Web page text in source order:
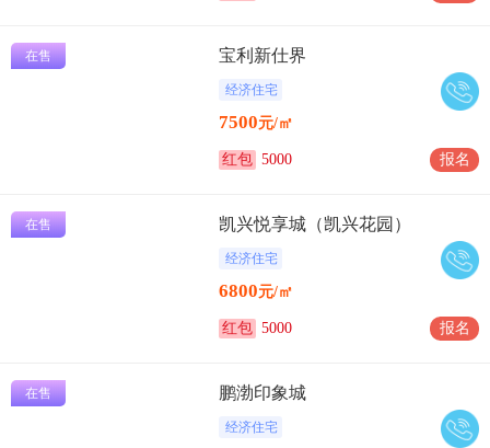
在售 宝利新仕界
经济住宅
7500元/㎡
红包 5000 报名
在售 凯兴悦享城（凯兴花园）
经济住宅
6800元/㎡
红包 5000 报名
在售 鹏渤印象城
经济住宅